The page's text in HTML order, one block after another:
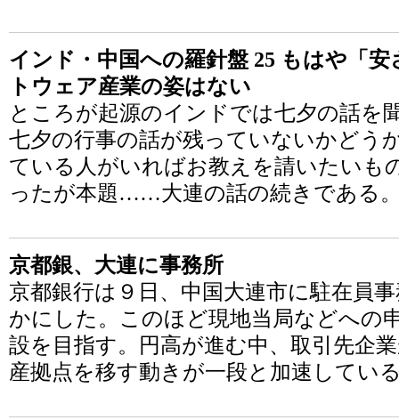
インド・中国への羅針盤 25 もはや「
トウェア産業の姿はない
ところが起源のインドでは七夕の話を
七夕の行事の話が残っていないかどう
ている人がいればお教えを請いたいも
ったが本題……大連の話の続きである
京都銀、大連に事務所
京都銀行は９日、中国大連市に駐在員
かにした。このほど現地当局などへの
設を目指す。円高が進む中、取引先企
産拠点を移す動きが一段と加速してい